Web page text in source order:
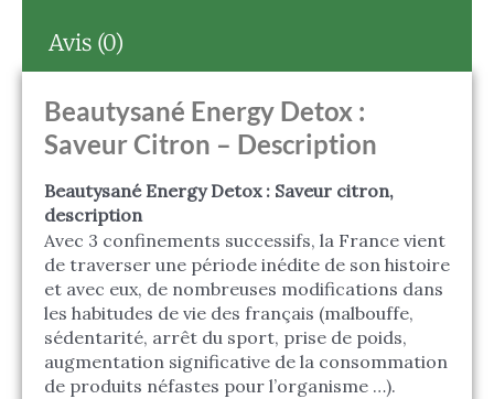
Avis (0)
Beautysané Energy Detox :
Saveur Citron – Description
Beautysané Energy Detox : Saveur citron,
description
Avec 3 confinements successifs, la France vient
de traverser une période inédite de son histoire
et avec eux, de nombreuses modifications dans
les habitudes de vie des français (malbouffe,
sédentarité, arrêt du sport, prise de poids,
augmentation significative de la consommation
de produits néfastes pour l’organisme …).